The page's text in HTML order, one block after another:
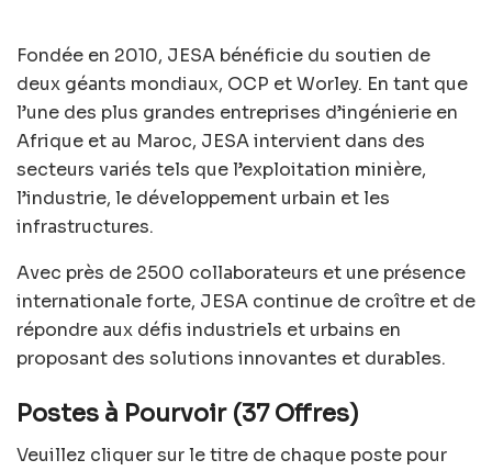
Fondée en 2010, JESA bénéficie du soutien de
deux géants mondiaux, OCP et Worley. En tant que
l’une des plus grandes entreprises d’ingénierie en
Afrique et au Maroc, JESA intervient dans des
secteurs variés tels que l’exploitation minière,
l’industrie, le développement urbain et les
infrastructures.
Avec près de 2500 collaborateurs et une présence
internationale forte, JESA continue de croître et de
répondre aux défis industriels et urbains en
proposant des solutions innovantes et durables.
Postes à Pourvoir (37 Offres)
Veuillez cliquer sur le titre de chaque poste pour